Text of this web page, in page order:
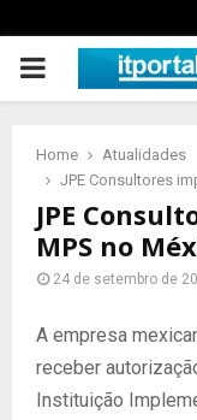
PRIMARY
Home
Atualidades
JPE Consultores
JPE
MPS no
24 de setembro de
A empresa
receber
Instituição